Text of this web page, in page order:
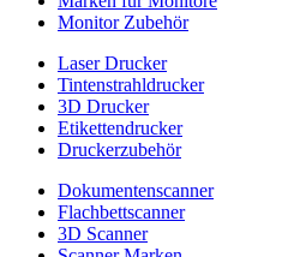
Monitor Zubehör
Laser Drucker
Tintenstrahldrucker
3D Drucker
Etikettendrucker
Druckerzubehör
Dokumentenscanner
Flachbettscanner
3D Scanner